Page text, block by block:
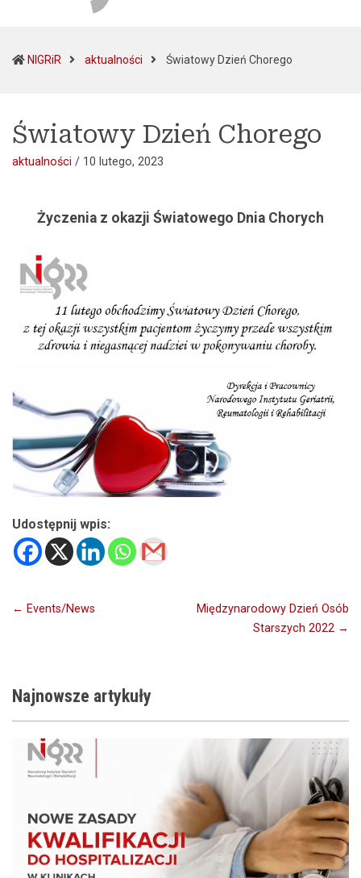
NIGRiR aktualności Światowy Dzień Chorego
Światowy Dzień Chorego
aktualności / 10 lutego, 2023
Życzenia z okazji Światowego Dnia Chorych
Udostępnij wpis:
Nawigacja
← Events/News
Międzynarodowy Dzień Osób
Starszych 2022 →
Najnowsze artykuły